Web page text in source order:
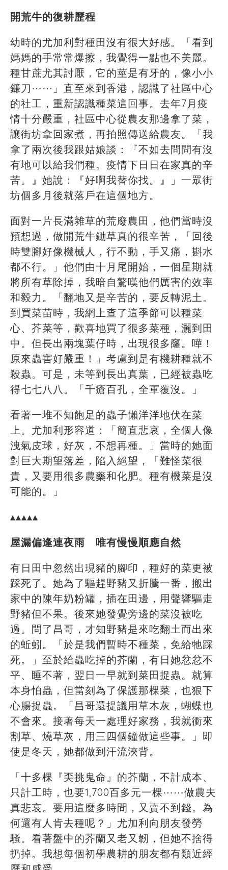
開荒牛的復耕歷程
幼時的尤加利對種田沒有很大好感。「看到
媽媽的手常常爆擦，我覺得一點也不美麗。
種甘蔗尤其討厭，它的莖是有牙的，像小小
鐮刀⋯⋯」直至來到香港，認識了社區中心
的社工，重新認識種菜這回事。去年7月疫
情十分嚴重，社區中心從農友那邊拿了菜，
讓街坊拿回家煮，再拍照傳送給農友。「我
拿了兩次後我跟姑娘談：『不如去問問有沒
有地可以給我們種。疫情下日日在家真的辛
苦。』她說：『好啊我替你找。』」一眾街
坊個多月後就落戶在這個地方。
面對一片長滿雜草的荒廢農田，他們當時沒
預想過，做開荒牛鋤草真的很辛苦，「回後
時雙腳好像機械人，行不動，手又痛，斟水
都不行。」他們由十月尾開始，一個星期就
將所有草除掉，我暗自驚嘆他們厲害的效率
和毅力。「翻地又是辛苦的，要反轉泥土。
到買菜苗時，我網上查了這季節可以種菜
心、芥菜等，歡喜地買了很多菜種，灑到田
中。但長出兩塊葉仔時，出現很多窿。嘩！
原來蟲害好嚴重！」考慮到是有機耕種就不
殺蟲。可是，未等到長出真葉，已經被蟲吃
得七七八八。「千瘡百孔，全軍覆沒。」
看著一堆不知飽足的蟲子懶洋洋地伏在菜
上。尤加利形容道：「簡直悲哀，全個人像
洩氣皮球，好灰，不想再種。」當時的她面
對巨大期望落差，陷入絕望，「難怪菜很
貴，又要用很多農藥和化肥。種有機菜是沒
可能的。」
▴▴▴▴▴
屋漏偏逢連夜雨 唯有慢慢順應自然
有日田中忽然出現豬的腳印，種好的菜更被
踩死了。她為了驅趕野豬又折騰一番，搬出
家中的陳年奶粉罐，插在田邊，用聲響驅走
野豬但不果。後來她發覺旁邊的菜沒被吃
過。問了昌哥，才知野豬是來吃翻土而出來
的蚯蚓。「於是我們暫時不種菜，免給牠踩
死。」至於給蟲吃掉的芥蘭，有日她忿忿不
平、睡不著，翌日一早就到菜田捉蟲。就算
本身怕蟲，但當刻為了保護那棵菜，也狠下
心腸捉蟲。「昌哥還提議用草木灰，蝴蝶也
不會來。接著每天一處理好家務，我就衝來
割草、燒草灰，用三四個鐘做這些事。」即
使是冬天，她都做到汗流浹背。
「十多棵『奀挑鬼命』的芥蘭，不計成本、
只計工時，也要1,700百多元一棵⋯⋯做農夫
真悲哀。要用這麼多時間，又賣不到錢。為
何還有人肯去種呢？」尤加利向朋友發勞
騷。看著盤中的芥蘭又老又韌，但她不捨得
扔掉。我想每個初學農耕的朋友都有類近經